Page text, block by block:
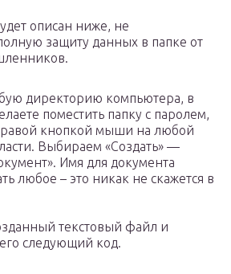
описан ниже, не
защиту данных в папке от
директорию компьютера, в
поместить папку с паролем,
кнопкой мыши на любой
Выбираем «Создать» —
Имя для документа
любое – это никак не скажется в
текстовый файл и
следующий код.